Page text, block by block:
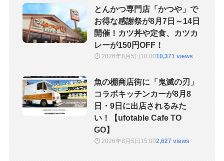
とんかつ専門店「かつや」で
お得な感謝祭が8月7日～14日
開催！カツ丼や定食、カツカ
レーが150円OFF！
2026年8月5日 18:0010,371 views
魚の棚商店街に「鬼滅の刃」
コラボキッチンカーが8月8
日・9日に出店されるみた
い！【ufotable Cafe TO
GO】
2026年8月5日 15:002,627 views